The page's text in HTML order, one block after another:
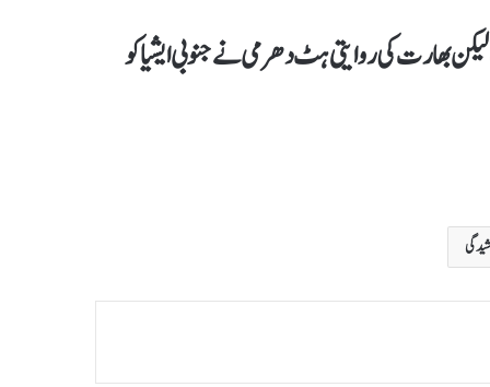
بھارت کی روایتی ہٹ دھرمی نے جنوبی ایشیا کو